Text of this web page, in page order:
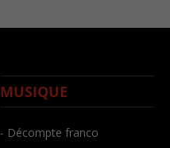
MUSIQUE
- Décompte franco